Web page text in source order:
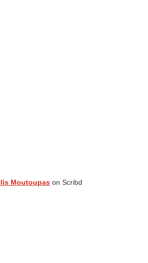
Moutoupas on Scribd